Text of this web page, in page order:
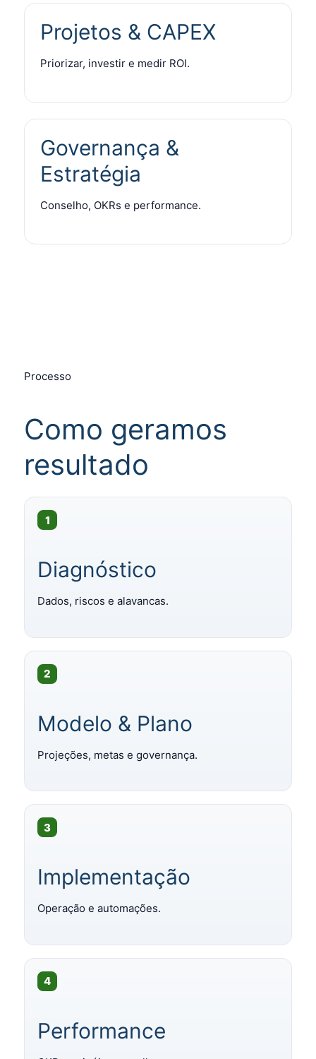
Projetos & CAPEX
Priorizar, investir e medir ROI.
Governança &
Estratégia
Conselho, OKRs e performance.
Processo
Como geramos
resultado
1
Diagnóstico
Dados, riscos e alavancas.
2
Modelo & Plano
Projeções, metas e governança.
3
Implementação
Operação e automações.
4
Performance